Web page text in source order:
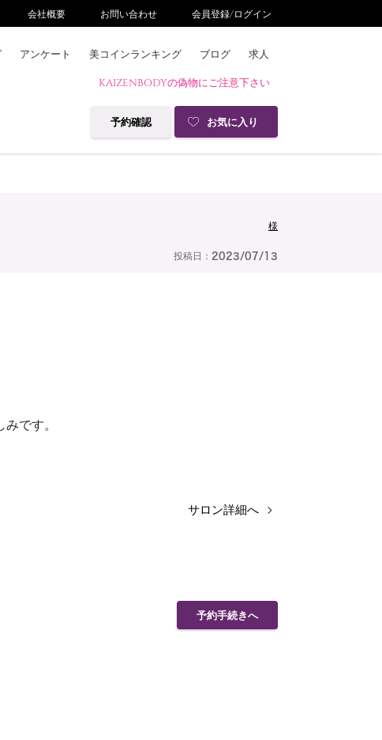
会社概要 お問い合わせ 会員登録/ログイン
アンケート 美コインランキング ブログ 求人
KAIZENBODYの偽物にご注意下さい
予約確認 お気に入り
様
投稿日： 2023/07/13
です。
サロン詳細へ
予約手続きへ